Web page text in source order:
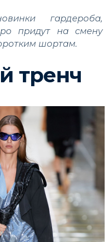
гардероба,
придут на смену
шортам.
тренч